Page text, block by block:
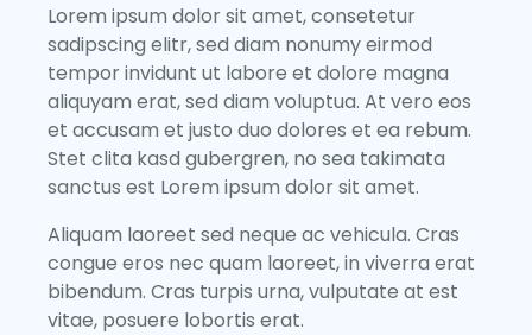
Lorem ipsum dolor sit amet, consetetur
sadipscing elitr, sed diam nonumy eirmod
tempor invidunt ut labore et dolore magna
aliquyam erat, sed diam voluptua. At vero eos
et accusam et justo duo dolores et ea rebum.
Stet clita kasd gubergren, no sea takimata
sanctus est Lorem ipsum dolor sit amet.
Aliquam laoreet sed neque ac vehicula. Cras
congue eros nec quam laoreet, in viverra erat
bibendum. Cras turpis urna, vulputate at est
vitae, posuere lobortis erat.